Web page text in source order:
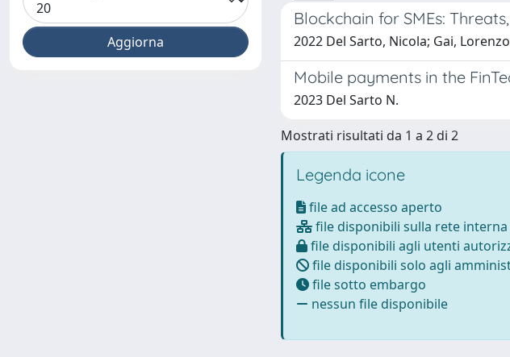
Blockchain for SMEs:
2022 Del Sarto, Nicola; Gai, Lorenzo
Mobile payments in the
2023 Del Sarto N.
Mostrati risultati da 1 a 2 di 2
Legenda icone
file ad accesso aperto
file disponibili sulla rete interna
file disponibili agli utenti
file disponibili solo agli
file sotto embargo
nessun file disponibile